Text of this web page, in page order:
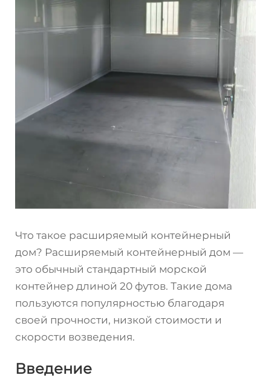
Что такое расширяемый контейнерный
дом? Расширяемый контейнерный дом —
это обычный стандартный морской
контейнер длиной 20 футов. Такие дома
пользуются популярностью благодаря
своей прочности, низкой стоимости и
скорости возведения.
Введение